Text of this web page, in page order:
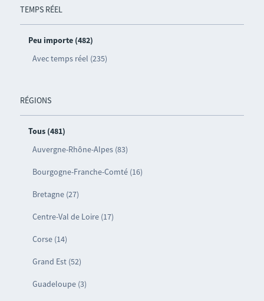
TEMPS RÉEL
Peu importe (482)
Avec temps réel (235)
RÉGIONS
Tous (481)
Auvergne-Rhône-Alpes (83)
Bourgogne-Franche-Comté (16)
Bretagne (27)
Centre-Val de Loire (17)
Corse (14)
Grand Est (52)
Guadeloupe (3)